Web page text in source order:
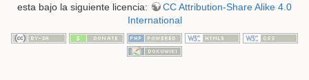
esta bajo la siguiente licencia:
CC Attribution-Share Alike 4.0
International